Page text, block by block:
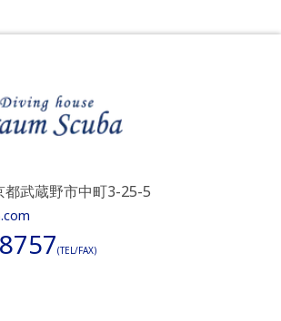
武蔵野市中町3-25-5
(TEL/FAX)